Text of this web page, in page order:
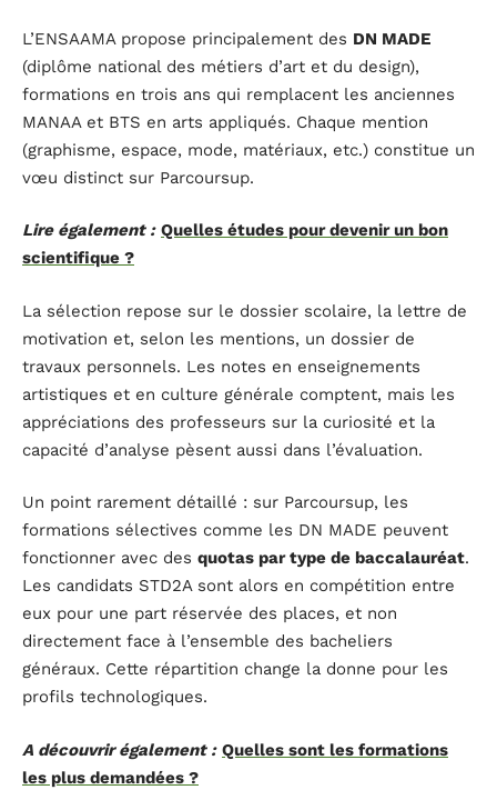
L’ENSAAMA propose principalement des DN MADE
(diplôme national des métiers d’art et du design),
formations en trois ans qui remplacent les anciennes
MANAA et BTS en arts appliqués. Chaque mention
(graphisme, espace, mode, matériaux, etc.) constitue un
vœu distinct sur Parcoursup.
Lire également : Quelles études pour devenir un bon
scientifique ?
La sélection repose sur le dossier scolaire, la lettre de
motivation et, selon les mentions, un dossier de
travaux personnels. Les notes en enseignements
artistiques et en culture générale comptent, mais les
appréciations des professeurs sur la curiosité et la
capacité d’analyse pèsent aussi dans l’évaluation.
Un point rarement détaillé : sur Parcoursup, les
formations sélectives comme les DN MADE peuvent
fonctionner avec des quotas par type de baccalauréat.
Les candidats STD2A sont alors en compétition entre
eux pour une part réservée des places, et non
directement face à l’ensemble des bacheliers
généraux. Cette répartition change la donne pour les
profils technologiques.
A découvrir également : Quelles sont les formations
les plus demandées ?